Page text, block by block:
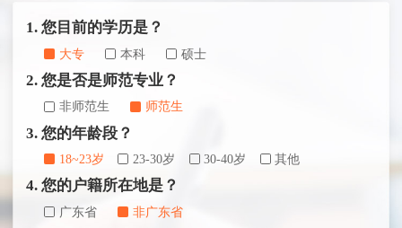
1. 您目前的学历是？
大专 本科 硕士
2. 您是否是师范专业？
非师范生 师范生
3. 您的年龄段？
18~23岁 23-30岁 30-40岁 其他
4. 您的户籍所在地是？
广东省 非广东省